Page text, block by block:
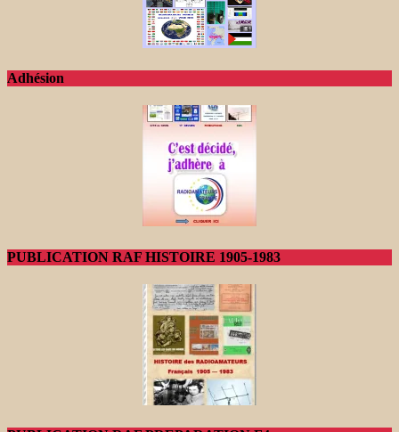
Adhésion
PUBLICATION RAF HISTOIRE 1905-1983